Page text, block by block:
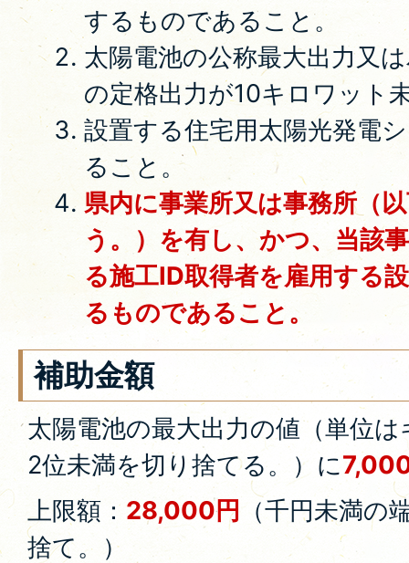
するものであること。
太陽電池の公称最大出力又
の定格出力が10キロワット
設置する住宅用太陽光発電
ること。
県内に事業所又は事務所（
う。）を有し、かつ、当該
る施工ID取得者を雇用する
るものであること。
補助金額
太陽電池の最大出力の値（単位
2位未満を切り捨てる。）に
上限額： 28,000円 （千円未満の
捨て。）